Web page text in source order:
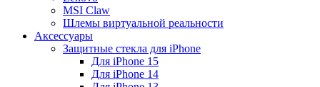
MSI Claw
Шлемы виртуальной реальности
Аксессуары
Защитные стекла для iPhone
Для iPhone 15
Для iPhone 14